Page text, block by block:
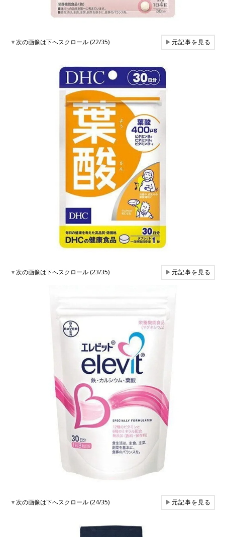
▼次の画像は下へスクロール (22/35) ▶元記事を見る
▼次の画像は下へスクロール (23/35) ▶元記事を見る
▼次の画像は下へスクロール (24/35) ▶元記事を見る